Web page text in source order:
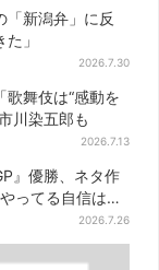
須会議
「新潟弁」に反
」
2026.7.30
舞伎は“感動を
川染五郎も
2026.7.13
』優勝、ネタ作
ってる自信はあ
2026.7.26